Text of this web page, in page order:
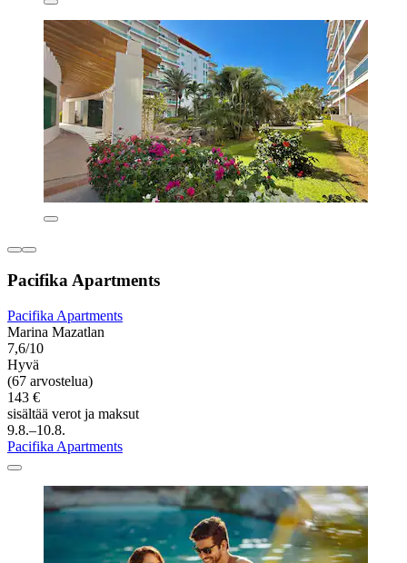
Pacifika Apartments
Pacifika Apartments
Marina Mazatlan
7,6/10
Hyvä
(67 arvostelua)
143 €
sisältää verot ja maksut
9.8.–10.8.
Pacifika Apartments